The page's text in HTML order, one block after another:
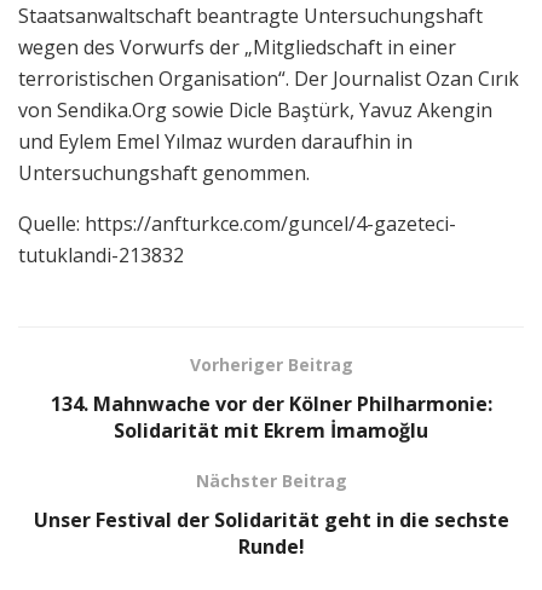
Staatsanwaltschaft beantragte Untersuchungshaft
wegen des Vorwurfs der „Mitgliedschaft in einer
terroristischen Organisation“. Der Journalist Ozan Cırık
von Sendika.Org sowie Dicle Baştürk, Yavuz Akengin
und Eylem Emel Yılmaz wurden daraufhin in
Untersuchungshaft genommen.
Quelle: https://anfturkce.com/guncel/4-gazeteci-
tutuklandi-213832
Vorheriger Beitrag
134. Mahnwache vor der Kölner Philharmonie:
Solidarität mit Ekrem İmamoğlu
Nächster Beitrag
Unser Festival der Solidarität geht in die sechste
Runde!